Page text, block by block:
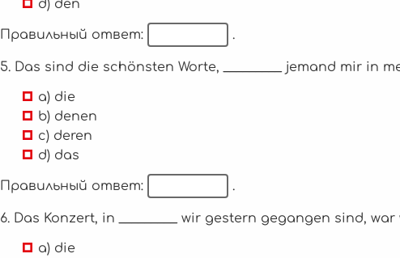
d) den
Правильный ответ: .
5. Das sind die schönsten Worte, _________ jemand mir in
a) die
b) denen
c) deren
d) das
Правильный ответ: .
6. Das Konzert, in _________ wir gestern gegangen sind,
a) die